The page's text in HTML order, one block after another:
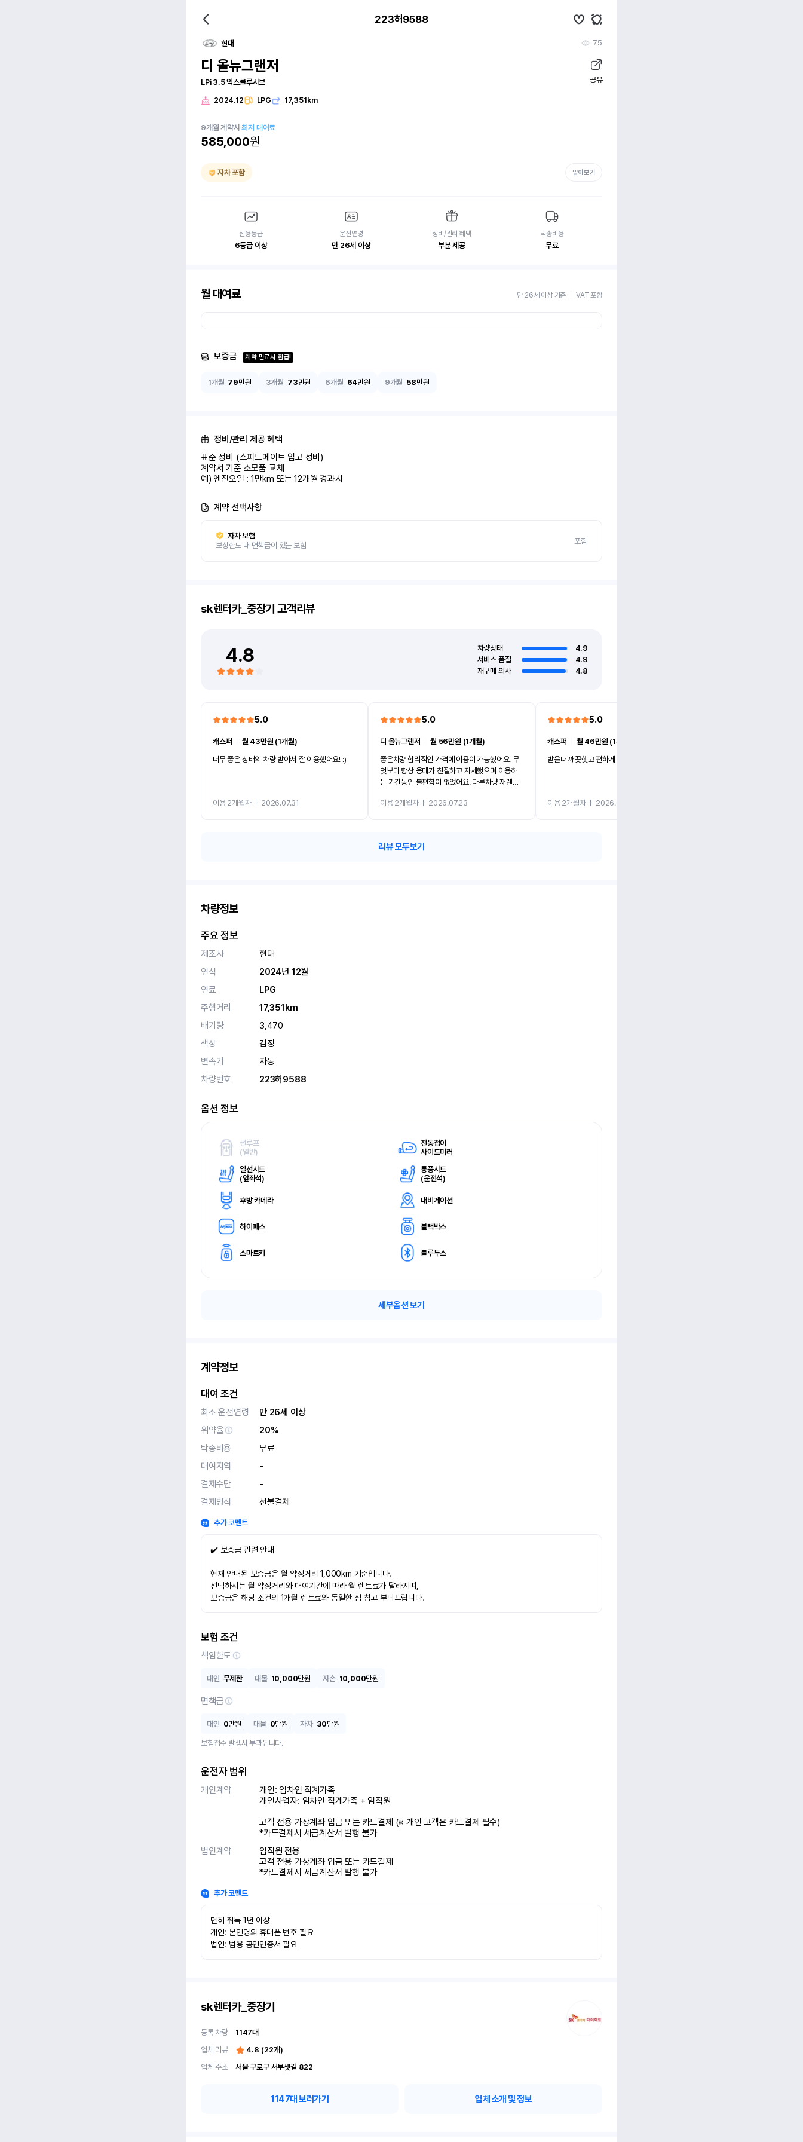
223허9588
현대 75
디 올뉴그랜저
LPi 3.5 익스클루시브 공유
2024.12 LPG 17,351km
9개월 계약시최저 대여료
585,000원
자차 포함 알아보기
신용등급
6등급 이상
운전연령
만 26세 이상
정비/관리 혜택
부분 제공
탁송비용
무료
월 대여료 만 26세 이상 기준 VAT 포함
보증금 계약 만료시 환급!
1개월 79만원 3개월 73만원 6개월 64만원 9개월 58만원
정비/관리 제공 혜택
표준 정비 (스피드메이트 입고 정비)
계약서 기준 소모품 교체
예) 엔진오일 : 1만km 또는 12개월 경과시
계약 선택사항
자차 보험
보상한도 내 면책금이 있는 보험
포함
sk렌터카_중장기 고객리뷰
4.8 차량상태
4.9
서비스 품질
4.9
재구매 의사
4.8
5.0
캐스퍼
월 43만원 (1개월)
너무 좋은 상태의 차량 받아서 잘 이용했어요! :)
이용 2개월차ㅣ 2026.07.31
5.0
디 올뉴그랜저 ㅣ월 56만원 (1개월)
좋은차량 합리적인 가격에 이용이 가능했어요. 무
엇보다 항상 응대가 친절하고 자세했으며 이용하
는 기간동안 불편함이 없었어요. 다른차량 재렌트
카 렌트 고민없이 강추합니다!!
이용 2개월차ㅣ 2026.07.23
5.0
캐스퍼
월 46만원 (1개월)
받을때 깨끗햇고 편하게 잘이용했습니다!
이용 2개월차ㅣ 2026.07.08
리뷰 모두보기
차량정보
주요 정보
제조사
현대
연식
2024년 12월
연료
LPG
주행거리
17,351km
배기량
3,470
색상
검정
변속기
자동
차량번호
223허9588
옵션 정보
썬루프
(일반)
전동접이
사이드미러
열선시트
(앞좌석)
통풍시트
(운전석)
후방 카메라 내비게이션
하이패스 블랙박스
스마트키 블루투스
세부옵션 보기
계약정보
대여 조건
최소 운전연령
만 26세 이상
위약율
20%
탁송비용
무료
대여지역
-
결제수단
-
결제방식
선불결제
추가 코멘트
✔️ 보증금 관련 안내
현재 안내된 보증금은 월 약정거리 1,000km 기준입니다.
선택하시는 월 약정거리와 대여기간에 따라 월 렌트료가 달라지며,
보증금은 해당 조건의 1개월 렌트료와 동일한 점 참고 부탁드립니다.
보험 조건
책임한도
대인 무제한 대물 10,000만원 자손 10,000만원
면책금
대인 0만원 대물 0만원 자차 30만원
보험접수 발생시 부과됩니다.
운전자 범위
개인계약
개인: 임차인 직계가족
개인사업자: 임차인 직계가족 + 임직원
고객 전용 가상계좌 입금 또는 카드결제 (※ 개인 고객은 카드결제 필수)
*카드결제시 세금계산서 발행 불가
법인계약
임직원 전용
고객 전용 가상계좌 입금 또는 카드결제
*카드결제시 세금계산서 발행 불가
추가 코멘트
면허 취득 1년 이상
개인: 본인명의 휴대폰 번호 필요
법인: 범용 공인인증서 필요
sk렌터카_중장기
등록 차량 1147대
업체 리뷰
4.8 (22개)
업체 주소
서울 구로구 서부샛길 822
1147대 보러가기 업체 소개 및 정보